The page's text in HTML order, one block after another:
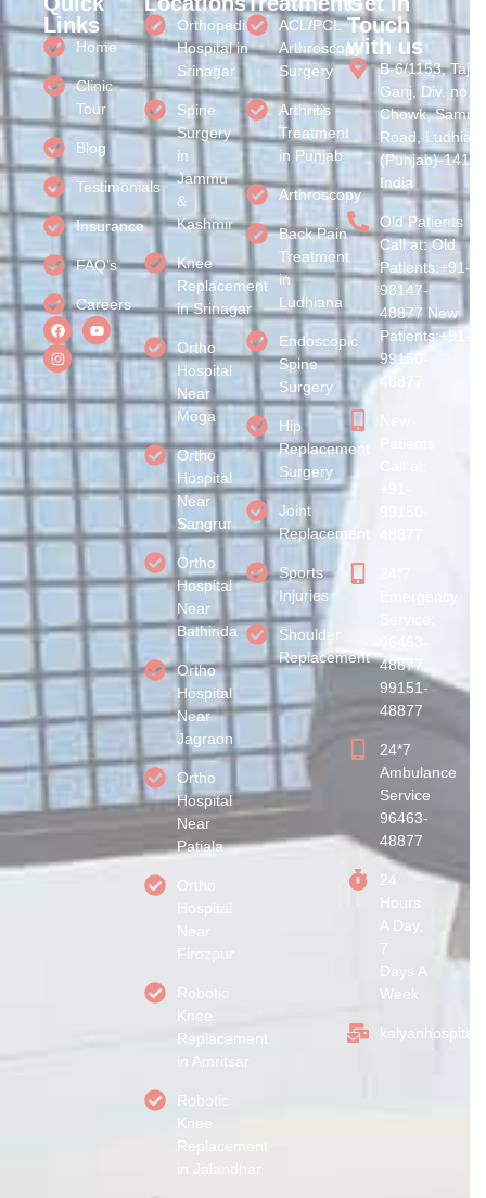
Links
Home
Clinic
Tour
Blog
Testimonials
Insurance
FAQ’s
Careers
Orthopedic
Hospital in
Srinagar
Spine
Surgery
in
Jammu
&
Kashmir
Knee
Replacement
in Srinagar
Ortho
Hospital
Near
Moga
Ortho
Hospital
Near
Sangrur
Ortho
Hospital
Near
Bathinda
Ortho
Hospital
Near
Jagraon
Ortho
Hospital
Near
Patiala
Near
Firozpur
Robotic
Knee
Replacement
in Amritsar
Robotic
Knee
Replacement
in Jalandhar
ACL/PCL
Arthroscopy
Surgery
Arthritis
Treatment
in Punjab
Arthroscopy
Back Pain
Treatment
in
Ludhiana
Endoscopic
Spine
Surgery
Hip
Replacement
Surgery
Joint
Replacement
Sports
Injuries
Shoulder
Replacement
Touch
with us
B-6/1153, Taj
Ganj, Div. no. 3
Chowk,
Road,
(Punjab)-
India
Old Patients
Call at: Old
Patients:+91-
98147-
48877 New
Patients:+91-
99150-
48877
48877,
99151-
48877
24*7
Ambulance
Service
96463-
48877
24
Hours
A Day,
7
Days A
Week